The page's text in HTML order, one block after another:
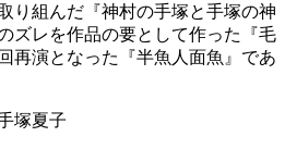
り組んだ『神村の手塚と手塚の神
ズレを作品の要として作った『毛
再演となった『半魚人面魚』であ
塚夏子